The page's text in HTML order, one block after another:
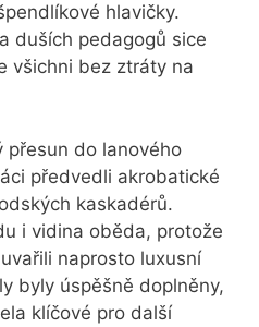
hlavičky.
duších pedagogů sice
všichni bez ztráty na
přesun do lanového
předvedli akrobatické
kaskadérů.
i vidina oběda, protože
naprosto luxusní
byly úspěšně doplněny,
klíčové pro další